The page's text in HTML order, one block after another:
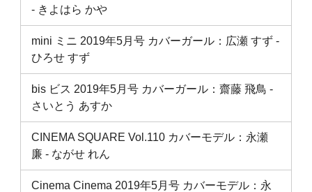
‐ きよはら かや
mini ミニ 2019年5月号 カバーガール：広瀬 すず ‐
ひろせ すず
bis ビス 2019年5月号 カバーガール：齋藤 飛鳥 ‐
さいとう あすか
CINEMA SQUARE Vol.110 カバーモデル：永瀬
廉 ‐ ながせ れん
Cinema Cinema 2019年5月号 カバーモデル：永